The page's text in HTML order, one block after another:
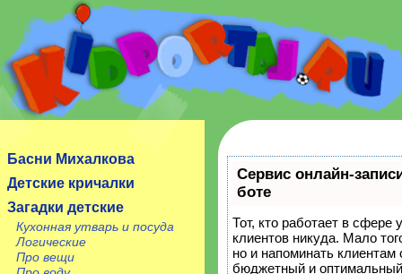
Сайт посвящен детям, их родителям, учителям и
Басни Михалкова
Детские кричалки
Загадки детские
Кухонная утварь и посуда
Логические
Про вещи
Сервис онлайн-
боте
Тот, кто работает в сфере
клиентов никуда. Мало
но и напоминать
бюджетный и